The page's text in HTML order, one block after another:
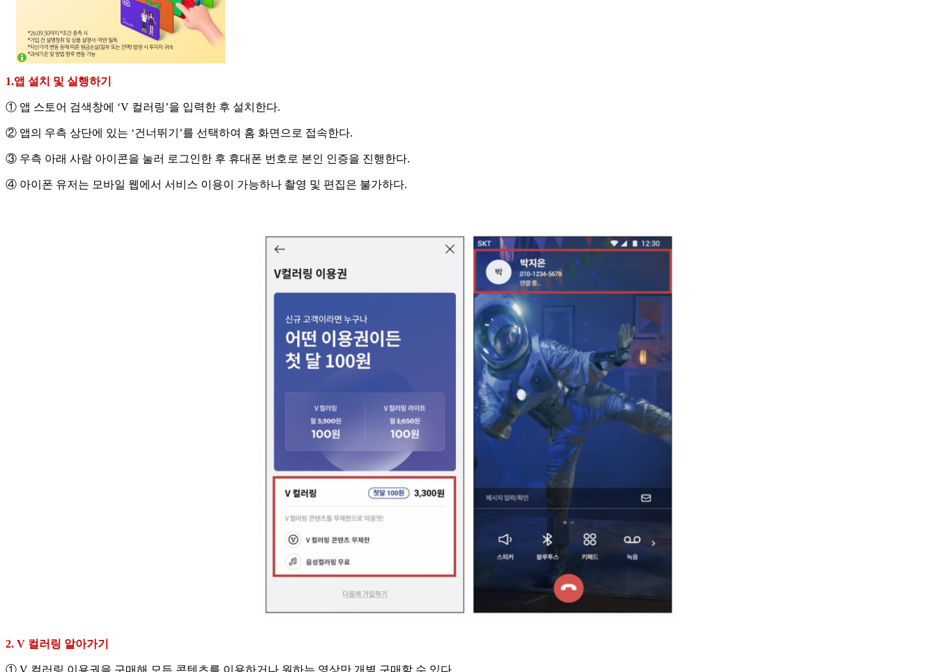
1.앱 설치 및 실행하기
① 앱 스토어 검색창에 ‘V 컬러링’을 입력한 후 설치한다.
② 앱의 우측 상단에 있는 ‘건너뛰기’를 선택하여 홈 화면으로 접속한다.
③ 우측 아래 사람 아이콘을 눌러 로그인한 후 휴대폰 번호로 본인 인증을 진행한다.
④ 아이폰 유저는 모바일 웹에서 서비스 이용이 가능하나 촬영 및 편집은 불가하다.
2. V 컬러링 알아가기